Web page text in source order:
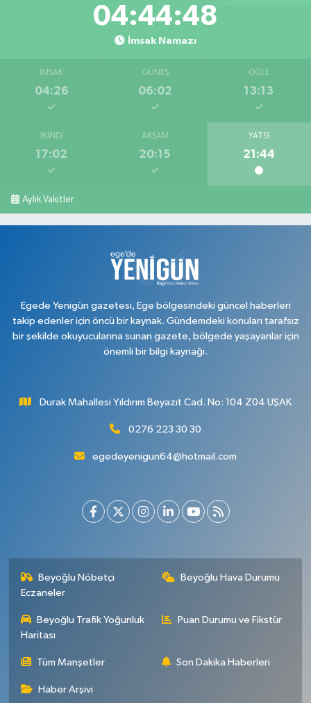
04:44:47
İmsak Namazı
İMSAK
04:26
GÜNEŞ
06:02
ÖĞLE
13:13
İKINDI
17:02
AKŞAM
20:15
YATSI
21:44
Aylık Vakitler
Egede Yenigün gazetesi, Ege bölgesindeki güncel haberleri
takip edenler için öncü bir kaynak. Gündemdeki konuları tarafsız
bir şekilde okuyucularına sunan gazete, bölgede yaşayanlar için
önemli bir bilgi kaynağı.
Durak Mahallesi Yıldırım Beyazıt Cad. No: 104 Z04 UŞAK
0276 223 30 30
egedeyenigun64@hotmail.com
Beyoğlu Nöbetçi
Eczaneler
Beyoğlu Hava Durumu
Beyoğlu Trafik Yoğunluk
Haritası
Puan Durumu ve Fikstür
Tüm Manşetler Son Dakika Haberleri
Haber Arşivi